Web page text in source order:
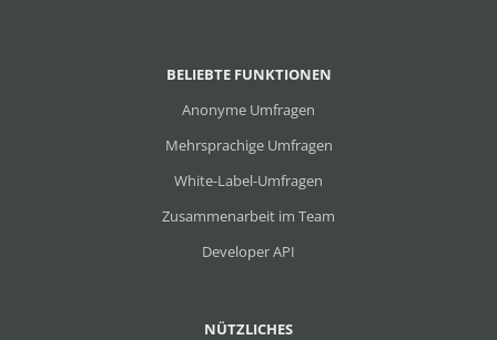
NÜTZLICHES
BELIEBTE FUNKTIONEN
Anonyme Umfragen
Mehrsprachige Umfragen
White-Label-Umfragen
Zusammenarbeit im Team
Developer API